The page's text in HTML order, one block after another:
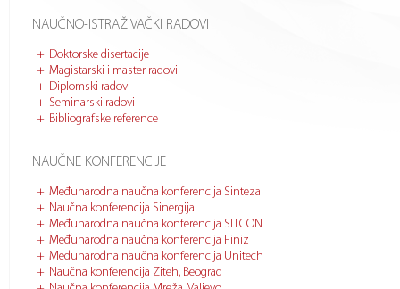
NAUČNO-ISTRAŽIVAČKI RADOVI
Doktorske disertacije
Magistarski i master radovi
Diplomski radovi
Seminarski radovi
Bibliografske reference
NAUČNE KONFERENCIJE
Međunarodna naučna konferencija Sinteza
Naučna konferencija Sinergija
Međunarodna naučna konferencija SITCON
Međunarodna naučna konferencija Finiz
Međunarodna naučna konferencija Unitech
Naučna konferencija Ziteh, Beograd